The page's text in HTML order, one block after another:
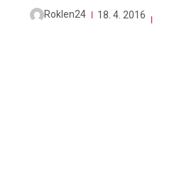
Roklen24 18. 4. 2016